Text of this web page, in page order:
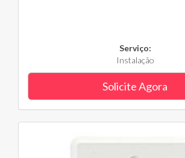
Serviço:
Instalação
Solicite Agora